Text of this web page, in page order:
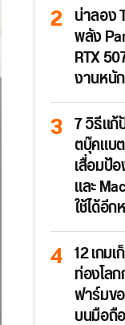
น่าลอง
พลัง
RTX
งานหนั
7 วิธีแ
ตบุ๊คแบ
เสื่อมป้
และ
ใช้ได้อี
12 เกม
ท่องโล
ฟาร์มข
บนมือถื